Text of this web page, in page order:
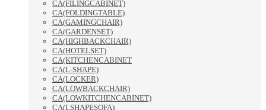
CA(FILINGCABINET)
CA(FOLDINGTABLE)
CA(GAMINGCHAIR)
CA(GARDENSET)
CA(HIGHBACKCHAIR)
CA(HOTELSET)
CA(KITCHENCABINET
CA(L-SHAPE)
CA(LOCKER)
CA(LOWBACKCHAIR)
CA(LOWKITCHENCABINET)
CA(LSHAPESOFA)